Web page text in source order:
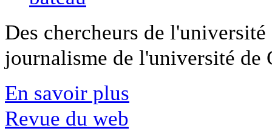
Des chercheurs de
journalisme de l'université
En savoir plus
Revue du web